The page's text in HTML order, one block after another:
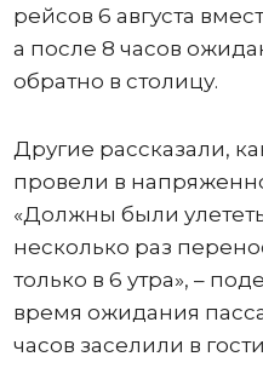
рейсов 6 августа
а после 8 часов
обратно в столицу.
Другие рассказали,
провели в
«Должны были улететь
несколько раз
только в 6 утра», –
время ожидания
часов заселили в